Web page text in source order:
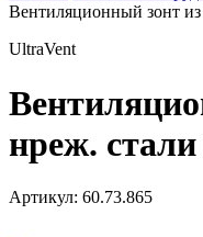
Вентиляционный зонт
UltraVent
нреж.
Артикул: 60.73.865